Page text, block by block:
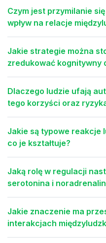
Czym jest przymilanie
wpływ na relacje
Jakie strategie można
zredukować kognitywny
Dlaczego ludzie ufają
tego korzyści oraz
Jakie są typowe reakcje
co je kształtuje?
Jaką rolę w regulacji
serotonina i
Jakie znaczenie ma
interakcjach